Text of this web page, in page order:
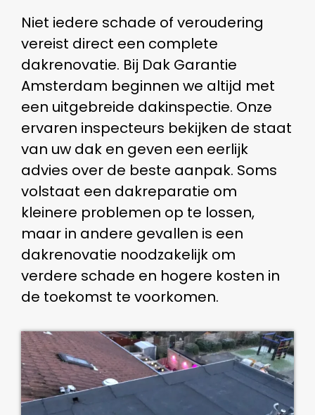
Niet iedere schade of veroudering
vereist direct een complete
dakrenovatie. Bij Dak Garantie
Amsterdam beginnen we altijd met
een uitgebreide dakinspectie. Onze
ervaren inspecteurs bekijken de staat
van uw dak en geven een eerlijk
advies over de beste aanpak. Soms
volstaat een dakreparatie om
kleinere problemen op te lossen,
maar in andere gevallen is een
dakrenovatie noodzakelijk om
verdere schade en hogere kosten in
de toekomst te voorkomen.